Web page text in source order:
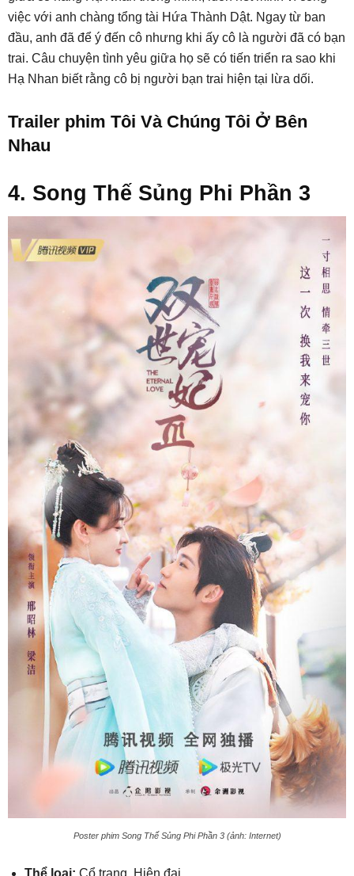
việc với anh chàng tổng tài Hứa Thành Dật. Ngay từ ban
đầu, anh đã để ý đến cô nhưng khi ấy cô là người đã có bạn
trai. Câu chuyện tình yêu giữa họ sẽ có tiến triển ra sao khi
Hạ Nhan biết rằng cô bị người bạn trai hiện tại lừa dối.
Trailer phim Tôi Và Chúng Tôi Ở Bên
Nhau
4. Song Thế Sủng Phi Phần 3
Poster phim Song Thế Sủng Phi Phần 3 (ảnh: Internet)